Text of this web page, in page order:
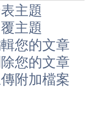
主題
主題
您的文章
您的文章
附加檔案